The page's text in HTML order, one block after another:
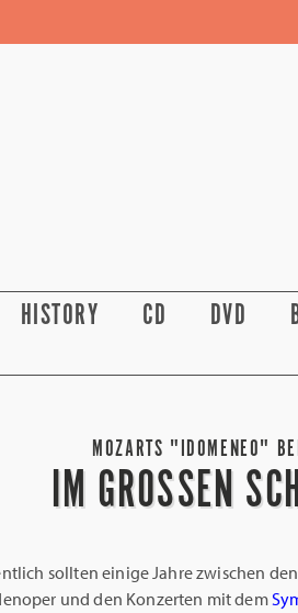
HISTORY CD DVD
MOZARTS "IDOMENEO"
IM GROSSEN
sollten einige Jahre zwischen
und den Konzerten mit dem